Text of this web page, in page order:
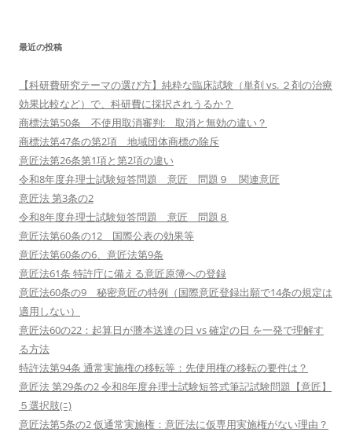
最近の投稿
【科研費研究テーマの選び方】純粋な臨床試験（単剤 vs. ２剤の治療
効果比較など）で、科研費に採択されうるか？
商標法第50条 不使用取消審判: 取消と無効の違い？
商標法第47条の第2項 地域団体商標の除斥
意匠法第26条第1項と第2項の違い
令和8年度弁理士試験短答問題 意匠 問題９ 関連意匠
意匠法 第3条の2
令和8年度弁理士試験短答問題 意匠 問題８
意匠法第60条の12 国際公表の効果等
意匠法第60条の6、意匠法第9条
意匠法61条 特許庁に備える意匠原簿への登録
意匠法60条の9 秘密意匠の特例（国際意匠登録出願で14条の規定は
適用しない）
意匠法60の22：起算日が謄本送達の日 vs 確定の日 を一発で理解す
る方法
特許法第94条 通常実施権の移転等：先使用権の移転の要件は？
意匠法 第29条の2 令和8年度弁理士試験短答式筆記試験問題【意匠】
５選択肢(ﾆ)
意匠法第5条の2 仮通常実施権：意匠法に仮専用実施権がない理由？